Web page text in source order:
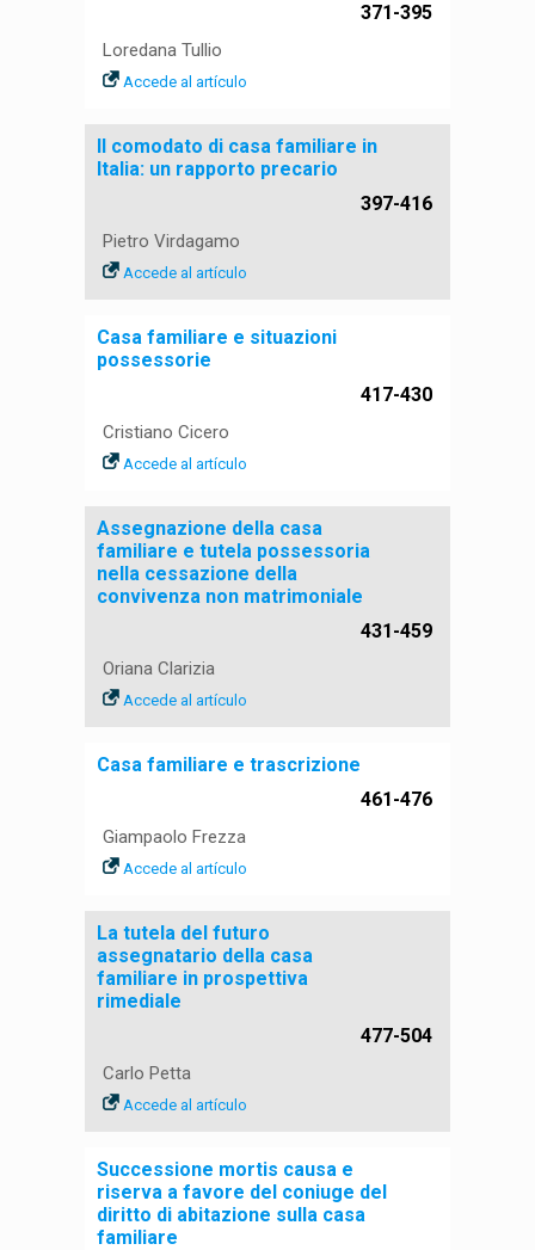
371-395
Loredana Tullio
Accede al artículo
Il comodato di casa familiare in
Italia: un rapporto precario
397-416
Pietro Virdagamo
Accede al artículo
Casa familiare e situazioni
possessorie
417-430
Cristiano Cicero
Accede al artículo
Assegnazione della casa
familiare e tutela possessoria
nella cessazione della
convivenza non matrimoniale
431-459
Oriana Clarizia
Accede al artículo
Casa familiare e trascrizione
461-476
Giampaolo Frezza
Accede al artículo
La tutela del futuro
assegnatario della casa
familiare in prospettiva
rimediale
477-504
Carlo Petta
Accede al artículo
Successione mortis causa e
riserva a favore del coniuge del
diritto di abitazione sulla casa
familiare